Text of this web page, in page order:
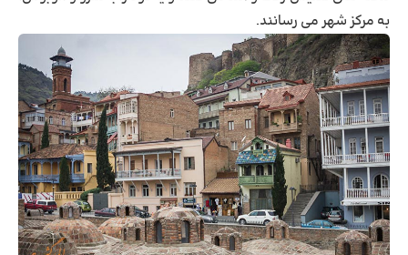
به مرکز شهر می رسانند.